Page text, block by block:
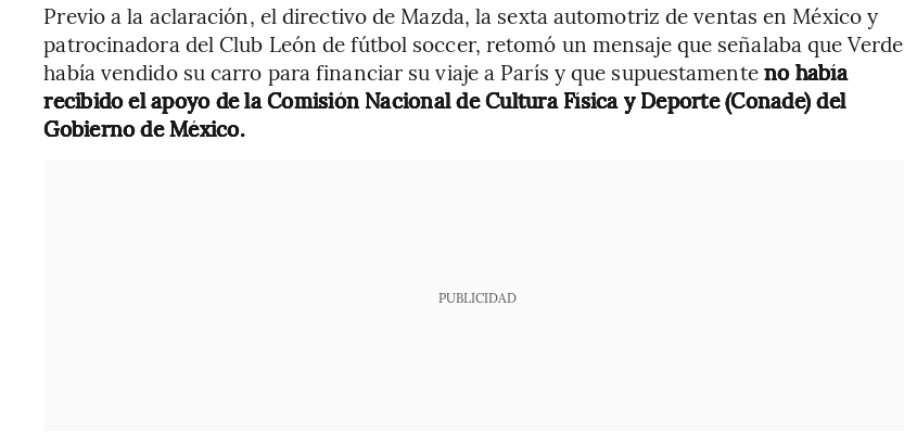
Previo a la aclaración, el directivo de Mazda, la sexta automotriz de ventas en México y
patrocinadora del Club León de fútbol soccer, retomó un mensaje que señalaba que Verde
había vendido su carro para financiar su viaje a París y que supuestamenteno había
recibido el apoyo de la Comisión Nacional de Cultura Física y Deporte (Conade) del
Gobierno de México.
PUBLICIDAD